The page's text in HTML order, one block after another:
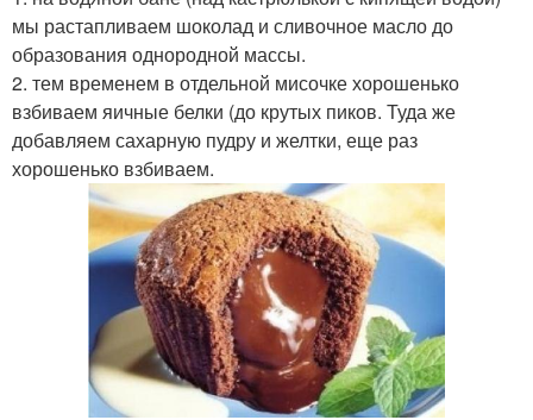
мы растапливаем шоколад и сливочное масло до
образования однородной массы.
2. тем временем в отдельной мисочке хорошенько
взбиваем яичные белки (до крутых пиков. Туда же
добавляем сахарную пудру и желтки, еще раз
хорошенько взбиваем.